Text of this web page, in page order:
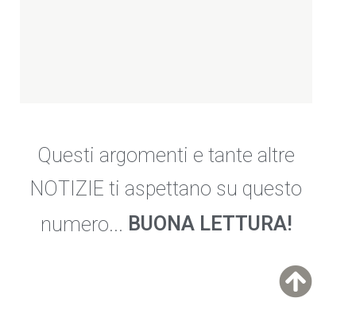
Questi argomenti e tante altre
NOTIZIE ti aspettano su questo
numero... BUONA LETTURA!